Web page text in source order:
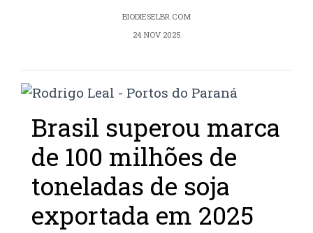
BIODIESELBR.COM
24 NOV 2025
Brasil superou marca
de 100 milhões de
toneladas de soja
exportada em 2025